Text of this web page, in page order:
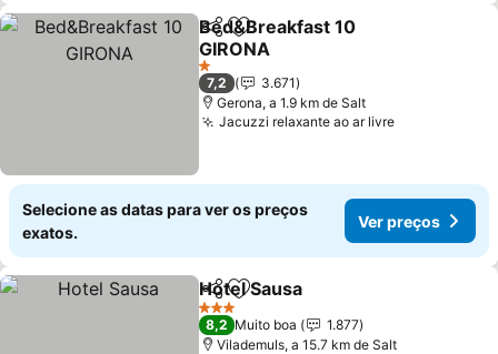
PartilharAdicionar aos favoritos
Bed&Breakfast 10
GIRONA
Ver preços
1 Estrelas
7,2
3.671
Gerona, a 1.9 km de Salt
Jacuzzi relaxante ao ar livreVer preços
Selecione as datas para ver os preços
exatos.
Ver preços
PartilharAdicionar aos favoritos
Hotel Sausa
3 Estrelas
8,2 Muito boa
1.877
Vilademuls, a 15.7 km de Salt